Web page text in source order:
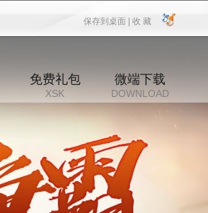
保存到桌面 |
保存到桌面 收 藏
收 藏
免费礼包
XSK
微端下载
DOWNLOAD